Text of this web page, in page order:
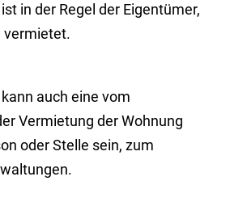
in der Regel der Eigentümer,
vermietet.
auch eine vom
Vermietung der Wohnung
oder Stelle sein, zum